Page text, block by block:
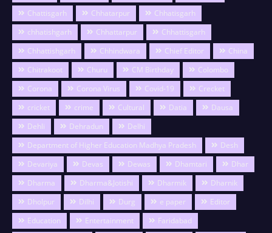
Chattisgarh
Chhatarpur
Chhatisgarh
chhatishgarh
Chhattarpur
Chhattisgarh
Chhattishgarh
Chhindwara Chief Editor
China
Chitrakoot
Churu CM Birthday
Colombo
Corona
Corona Virus Covid-19
Crecket
cricket
crime Cultural Datia
Dausa
Dehli
Dehradun
Delhi
Department of Higher Education Madhya Pradesh
Desh
Devariya
Devas Dewas Dhamtari
Dhar
Dharma
Dharma&Jotishi Dharmik
Dharnik
Dholpur
Dilhi Durg e paper
Editor
Education
Entertainment
Faridabad